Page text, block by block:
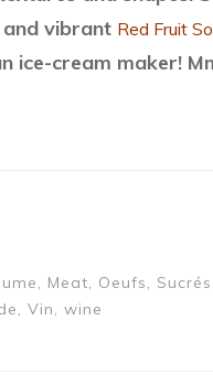
vibrant Red Fruit
ice-cream maker!
Meat, Oeufs,
Vin, wine